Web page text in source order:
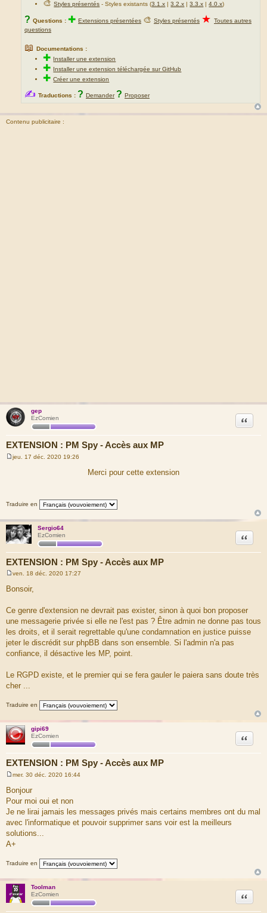
🎨Styles présentés - Styles existants (3.1.x |3.2.x |3.3.x |4.0.x)
? Questions : ✚ Extensions présentées 🎨 Styles présentés ★ Toutes autres
questions
📖 Documentations :
✚ Installer une extension
✚ Installer une extension téléchargée sur GitHub
✚Créer une extension
✍ Traductions : ? Demander ? Proposer
Contenu publicitaire :
gep
EzComien
EXTENSION : PM Spy - Accès aux MP
Citation
M
e
jeu. 17 déc. 2020 19:26
Merci pour cette extension
Traduire en
Sergio64
EzComien
EXTENSION : PM Spy - Accès aux MP
Citation
e
s
a
g
e
ven. 18 déc. 2020 17:27
Bonsoir,
Ce genre d'extension ne devrait pas exister, sinon à quoi bon proposer
une messagerie privée si elle ne l'est pas ? Être admin ne donne pas tous
les droits, et il serait regrettable qu'une condamnation en justice puisse
jeter le discrédit sur phpBB dans son ensemble. Si l'admin n'a pas
confiance, il désactive les MP, point.
Le RGPD existe, et le premier qui se fera gauler le paiera sans doute très
cher ...
Traduire en
gipi69
EzComien
EXTENSION : PM Spy - Accès aux MP
Citation
s
s
g
e
mer. 30 déc. 2020 16:44
Bonjour
Pour moi oui et non
Je ne lirai jamais les messages privés mais certains membres ont du mal
avec l'informatique et pouvoir supprimer sans voir est la meilleurs
solutions...
A+
Traduire en
Toolman
EzComien
Citation